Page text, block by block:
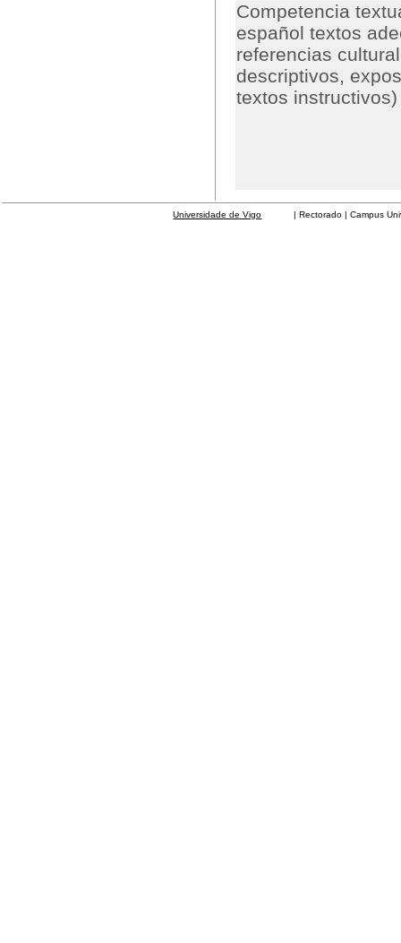
Competencia
español textos
referencias
descriptivos,
textos
Universidade de Vigo | Rectorado | Campus